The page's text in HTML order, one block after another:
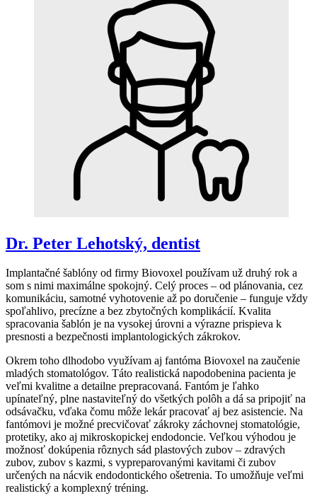
Dr. Peter Lehotský, dentist
Implantačné šablóny od firmy Biovoxel používam už druhý rok a
som s nimi maximálne spokojný. Celý proces – od plánovania, cez
komunikáciu, samotné vyhotovenie až po doručenie – funguje vždy
spoľahlivo, precízne a bez zbytočných komplikácií. Kvalita
spracovania šablón je na vysokej úrovni a výrazne prispieva k
presnosti a bezpečnosti implantologických zákrokov.
Okrem toho dlhodobo využívam aj fantóma Biovoxel na zaučenie
mladých stomatológov. Táto realistická napodobenina pacienta je
veľmi kvalitne a detailne prepracovaná. Fantóm je ľahko
upínateľný, plne nastaviteľný do všetkých polôh a dá sa pripojiť na
odsávačku, vďaka čomu môže lekár pracovať aj bez asistencie. Na
fantómovi je možné precvičovať zákroky záchovnej stomatológie,
protetiky, ako aj mikroskopickej endodoncie. Veľkou výhodou je
možnosť dokúpenia rôznych sád plastových zubov – zdravých
zubov, zubov s kazmi, s vypreparovanými kavitami či zubov
určených na nácvik endodontického ošetrenia. To umožňuje veľmi
realistický a komplexný tréning.